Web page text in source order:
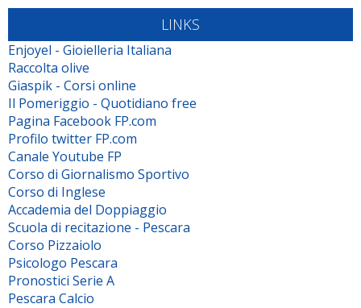
LINKS
Enjoyel - Gioielleria Italiana
Raccolta olive
Giaspik - Corsi online
Il Pomeriggio - Quotidiano free
Pagina Facebook FP.com
Profilo twitter FP.com
Canale Youtube FP
Corso di Giornalismo Sportivo
Corso di Inglese
Accademia del Doppiaggio
Scuola di recitazione - Pescara
Corso Pizzaiolo
Psicologo Pescara
Pronostici Serie A
Pescara Calcio